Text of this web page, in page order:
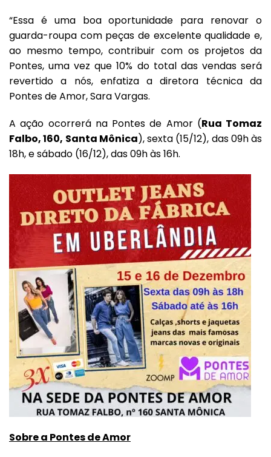
“Essa é uma boa oportunidade para renovar o
guarda-roupa com peças de excelente qualidade e,
ao mesmo tempo, contribuir com os projetos da
Pontes, uma vez que 10% do total das vendas será
revertido a nós, enfatiza a diretora técnica da
Pontes de Amor, Sara Vargas.
A ação ocorrerá na Pontes de Amor (Rua Tomaz
Falbo, 160, Santa Mônica), sexta (15/12), das 09h às
18h, e sábado (16/12),das 09h às 16h.
Sobre a Pontes de Amor